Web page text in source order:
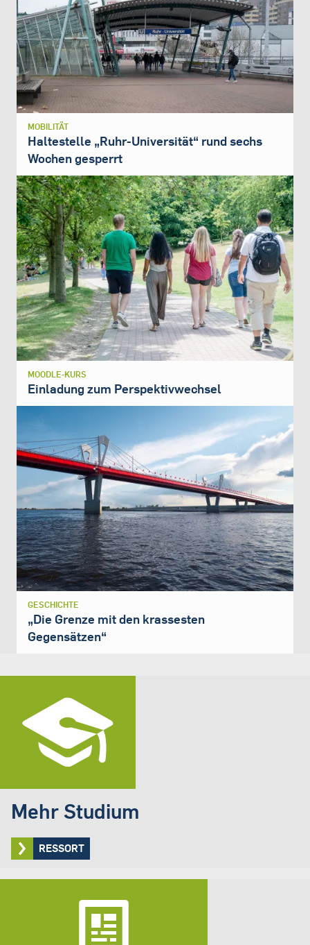
MOBILITÄT
Haltestelle „Ruhr-Universität“ rund sechs
Wochen gesperrt
MOODLE-KURS
Einladung zum Perspektivwechsel
GESCHICHTE
„Die Grenze mit den krassesten
Gegensätzen“
Mehr Studium
RESSORT